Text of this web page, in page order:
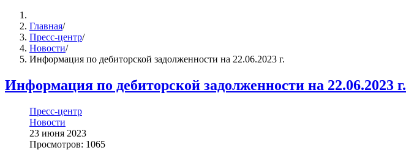
Главная/
Пресс-центр/
Новости/
Информация по дебиторской задолженности на 22.06.2023 г.
Информация по дебиторской задолженности на 22.06.2023 г.
Пресс-центр
Новости
23 июня 2023
Просмотров: 1065